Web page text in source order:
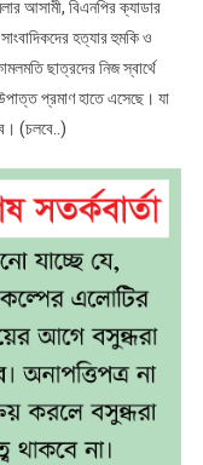
আসামী, বিএনপির ক্যাডার
হত্যার হুমকি ও
ছাত্রদের নিজ স্বার্থে
প্রমাণ হাতে এসেছে। যা
(চলবে..)